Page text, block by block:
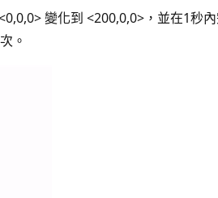
變化到 <200,0,0>，並在1秒
。